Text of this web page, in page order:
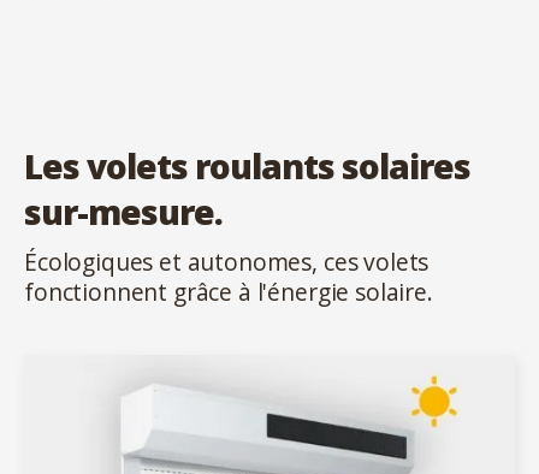
Les volets roulants solaires
sur-mesure.
Écologiques et autonomes, ces volets
fonctionnent grâce à l'énergie solaire.